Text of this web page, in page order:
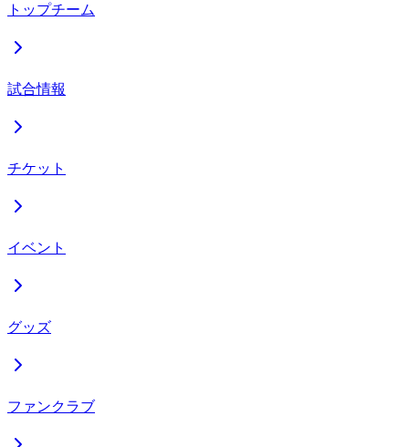
トップチーム
試合情報
チケット
イベント
グッズ
ファンクラブ